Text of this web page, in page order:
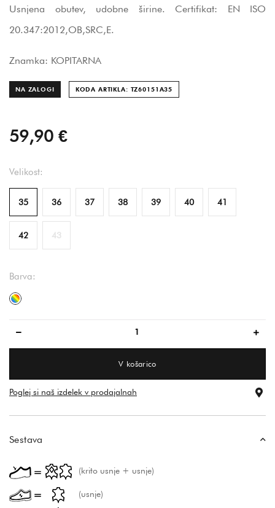
Usnjena obutev, udobne širine. Certifikat: EN ISO
20.347:2012,OB,SRC,E.
Znamka: KOPITARNA
NA ZALOGI KODA ARTIKLA: TZ60151A35
59,90 €
Velikost:
35 36 37 38 39 40 41
42 43
Barva:
večbarvna
V košarico
Poglej si naš izdelek v prodajalnah
Sestava
(krito usnje + usnje)
(usnje)